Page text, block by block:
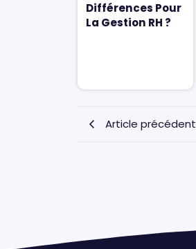
Différences Pour
La Gestion RH ?
Article précédent